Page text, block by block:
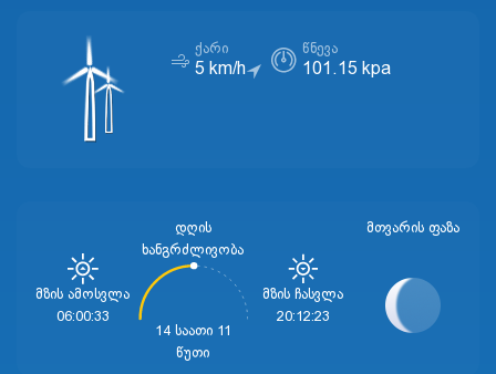
ᲥᲐᲠᲘ
5 km/h
ᲬᲜᲔᲕᲐ
101.15 kpa
06:00:33
Მზის Ამოსვლა
დღის
ხანგრძლივობა
14 საათი 11
წუთი
20:12:23
Მზის Ჩასვლა
ᲛᲗᲕᲐᲠᲘᲡ ᲤᲐᲖᲐ